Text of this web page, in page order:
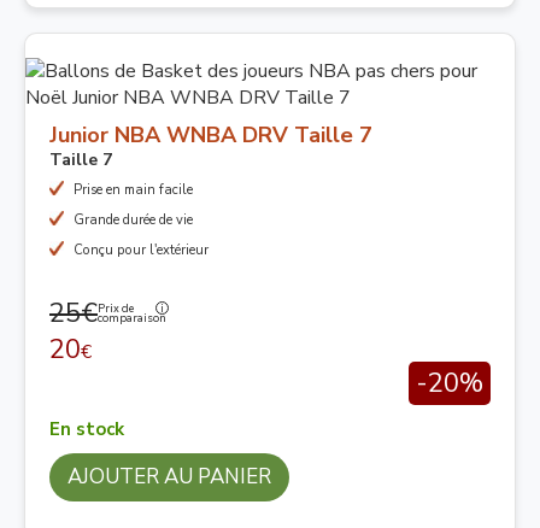
Junior NBA WNBA DRV Taille 7
Taille 7
Prise en main facile
Grande durée de vie
Conçu pour l'extérieur
25€Prix de
comparaison
20€
-20%
En stock
AJOUTER AU PANIER